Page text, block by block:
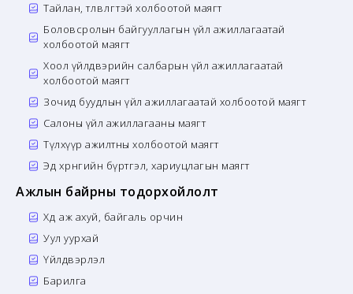
Тайлан, төлөвлөгөөтэй холбоотой маягт
Боловсролын байгууллагын үйл ажиллагаатай
холбоотой маягт
Хоол үйлдвэрийн салбарын үйл ажиллагаатай
холбоотой маягт
Зочид буудлын үйл ажиллагаатай холбоотой маягт
Салоны үйл ажиллагааны маягт
Түлхүүр ажилтны холбоотой маягт
Эд хөрөнгийн бүртгэл, хариуцлагын маягт
Ажлын байрны тодорхойлолт
Хөдөө аж ахуй, байгаль орчин
Уул уурхай
Үйлдвэрлэл
Барилга